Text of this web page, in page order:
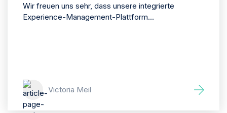
Wir freuen uns sehr, dass unsere integrierte
Experience-Management-Plattform...
Victoria Meil